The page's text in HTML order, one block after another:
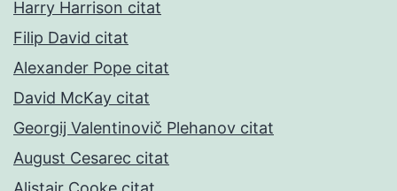
Harry Harrison citat
Filip David citat
Alexander Pope citat
David McKay citat
Georgij Valentinovič Plehanov citat
August Cesarec citat